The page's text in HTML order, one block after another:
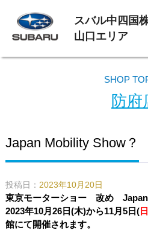
スバル中四国
山口エリア
SHOP
防府
Japan Mobility Show？
投稿日： 2023年10月20日
東京モーターショー 改め
2023年10月26日(木)から11月5日(日
館にて開催されます。